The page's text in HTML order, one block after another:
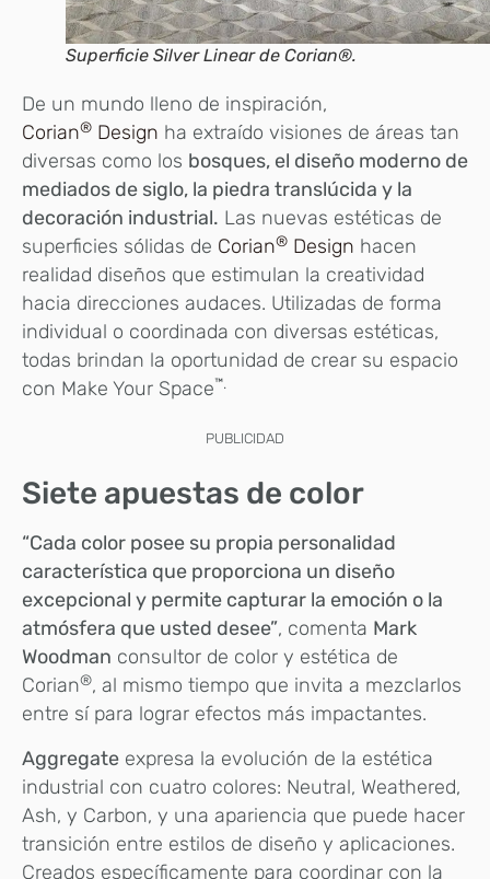
Superficie Silver Linear de Corian®.
De un mundo lleno de inspiración,
Corian® Design ha extraído visiones de áreas tan
diversas como los bosques, el diseño moderno de
mediados de siglo, la piedra translúcida y la
decoración industrial. Las nuevas estéticas de
superficies sólidas de Corian® Design hacen
realidad diseños que estimulan la creatividad
hacia direcciones audaces. Utilizadas de forma
individual o coordinada con diversas estéticas,
todas brindan la oportunidad de crear su espacio
con Make Your Space™.
PUBLICIDAD
Siete apuestas de color
“Cada color posee su propia personalidad
característica que proporciona un diseño
excepcional y permite capturar la emoción o la
atmósfera que usted desee”, comenta Mark
Woodman consultor de color y estética de
Corian®, al mismo tiempo que invita a mezclarlos
entre sí para lograr efectos más impactantes.
Aggregate expresa la evolución de la estética
industrial con cuatro colores: Neutral, Weathered,
Ash, y Carbon, y una apariencia que puede hacer
transición entre estilos de diseño y aplicaciones.
Creados específicamente para coordinar con la